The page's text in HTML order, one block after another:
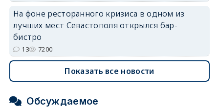
На фоне ресторанного кризиса в одном из
лучших мест Севастополя открылся бар-
бистро
13 7200
Показать все новости
Обсуждаемое